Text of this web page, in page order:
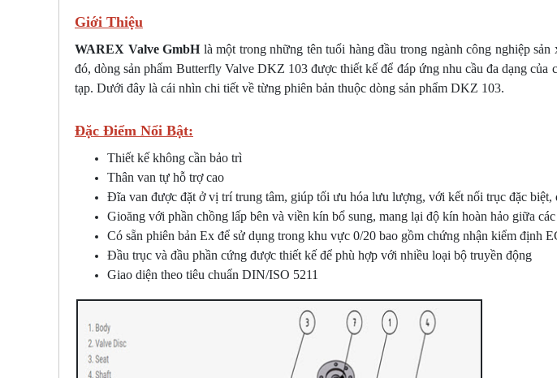
Giới Thiệu
WAREX Valve GmbHlà một trong những tên tuổi hàng đầu trong ngành công nghiệp
đó, dòng sản phẩm Butterfly Valve DKZ 103 được thiết kế để đáp ứng nhu cầu đa dạng
tạp. Dưới đây là cái nhìn chi tiết về từng phiên bản thuộc dòng sản phẩm DKZ 103.
Đặc Điểm Nổi Bật:
Thiết kế không cần bảo trì
Thân van tự hỗ trợ cao
Đĩa van được đặt ở vị trí trung tâm, giúp tối ưu hóa lưu lượng, với kết nối trục đặc
Gioăng với phần chồng lấp bên và viền kín bổ sung, mang lại độ kín hoàn hảo giữa
Có sẵn phiên bản Ex để sử dụng trong khu vực 0/20 bao gồm chứng nhận kiểm định
Đầu trục và đầu phần cứng được thiết kế để phù hợp với nhiều loại bộ truyền động
Giao diện theo tiêu chuẩn DIN/ISO 5211